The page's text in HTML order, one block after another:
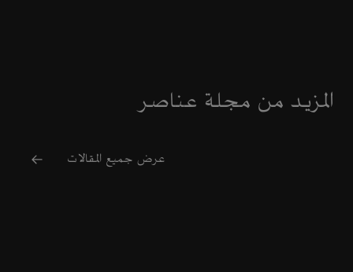
المزيد من مجلة عناصر
عرض جميع المقالات